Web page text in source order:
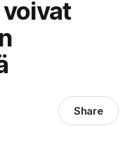
Share